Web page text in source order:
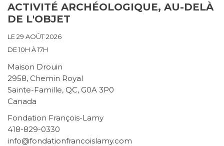
ACTIVITÉ ARCHÉOLOGIQUE, AU-DELÀ
DE L'OBJET
LE 29 AOÛT 2026
DE 10H À 17H
Maison Drouin
2958, Chemin Royal
Sainte-Famille, QC, G0A 3P0
Canada
Fondation François-Lamy
418-829-0330
info@fondationfrancoislamy.com